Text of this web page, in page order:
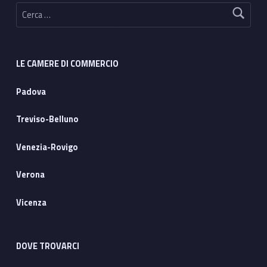
n
i
e
n
z
i
a
i
LE CAMERE DI COMMERCIO
Padova
Treviso-Belluno
Venezia-Rovigo
Verona
Vicenza
DOVE TROVARCI